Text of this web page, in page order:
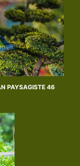
PAYSAGISTE 46